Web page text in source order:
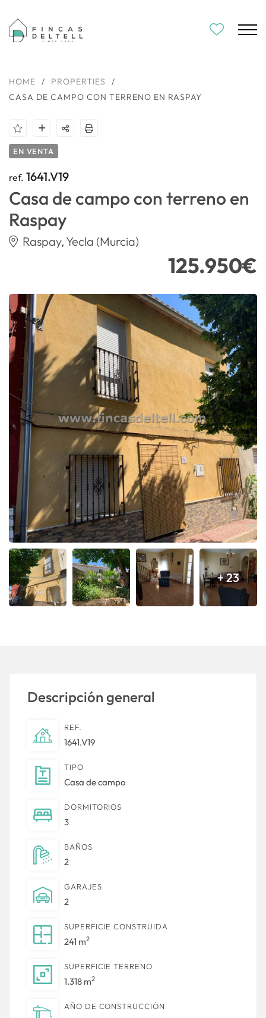
HOME / PROPERTIES
/
CASA DE CAMPO CON TERRENO EN RASPAY
EN VENTA
ref. 1641.V19
Casa de campo con terreno en
Raspay
Raspay, Yecla (Murcia)
125.950€
+ 23
Descripción general
REF.
1641.V19
TIPO
Casa de campo
DORMITORIOS
3
BAÑOS
2
GARAJES
2
SUPERFICIE CONSTRUIDA
241 m2
SUPERFICIE TERRENO
1.318 m2
AÑO DE CONSTRUCCIÓN